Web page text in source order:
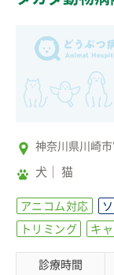
神奈川県川崎
犬 猫
アニコム対応
トリミング
キ
診療時間